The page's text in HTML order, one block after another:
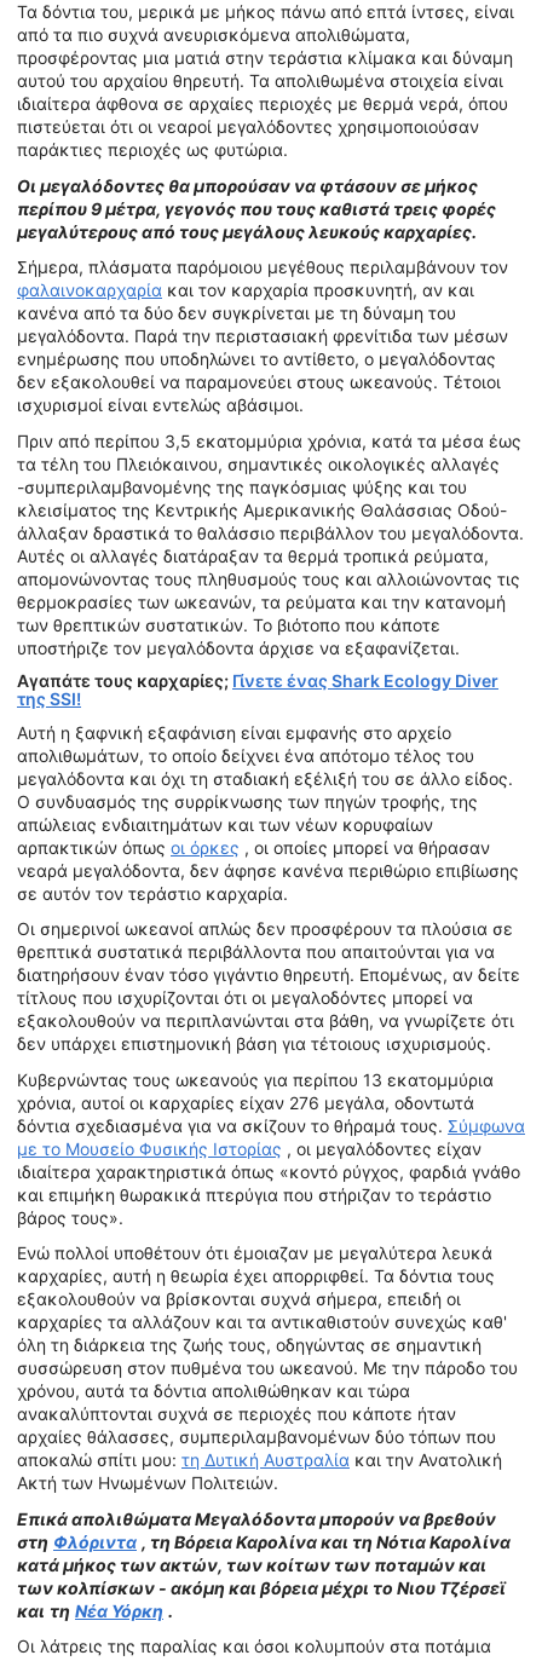
Τα δόντια του, μερικά με μήκος πάνω από επτά ίντσες, είναι
από τα πιο συχνά ανευρισκόμενα απολιθώματα,
προσφέροντας μια ματιά στην τεράστια κλίμακα και δύναμη
αυτού του αρχαίου θηρευτή. Τα απολιθωμένα στοιχεία είναι
ιδιαίτερα άφθονα σε αρχαίες περιοχές με θερμά νερά, όπου
πιστεύεται ότι οι νεαροί μεγαλόδοντες χρησιμοποιούσαν
παράκτιες περιοχές ως φυτώρια.
Οι μεγαλόδοντες θα μπορούσαν να φτάσουν σε μήκος
περίπου 9 μέτρα, γεγονός που τους καθιστά τρεις φορές
μεγαλύτερους από τους μεγάλους λευκούς καρχαρίες.
Σήμερα, πλάσματα παρόμοιου μεγέθους περιλαμβάνουν τον
φαλαινοκαρχαρία και τον καρχαρία προσκυνητή, αν και
κανένα από τα δύο δεν συγκρίνεται με τη δύναμη του
μεγαλόδοντα. Παρά την περιστασιακή φρενίτιδα των μέσων
ενημέρωσης που υποδηλώνει το αντίθετο, ο μεγαλόδοντας
δεν εξακολουθεί να παραμονεύει στους ωκεανούς. Τέτοιοι
ισχυρισμοί είναι εντελώς αβάσιμοι.
Πριν από περίπου 3,5 εκατομμύρια χρόνια, κατά τα μέσα έως
τα τέλη του Πλειόκαινου, σημαντικές οικολογικές αλλαγές
-συμπεριλαμβανομένης της παγκόσμιας ψύξης και του
κλεισίματος της Κεντρικής Αμερικανικής Θαλάσσιας Οδού-
άλλαξαν δραστικά το θαλάσσιο περιβάλλον του μεγαλόδοντα.
Αυτές οι αλλαγές διατάραξαν τα θερμά τροπικά ρεύματα,
απομονώνοντας τους πληθυσμούς τους και αλλοιώνοντας τις
θερμοκρασίες των ωκεανών, τα ρεύματα και την κατανομή
των θρεπτικών συστατικών. Το βιότοπο που κάποτε
υποστήριζε τον μεγαλόδοντα άρχισε να εξαφανίζεται.
Αγαπάτε τους καρχαρίες; Γίνετε ένας Shark Ecology Diver
της SSI!
Αυτή η ξαφνική εξαφάνιση είναι εμφανής στο αρχείο
απολιθωμάτων, το οποίο δείχνει ένα απότομο τέλος του
μεγαλόδοντα και όχι τη σταδιακή εξέλιξή του σε άλλο είδος.
Ο συνδυασμός της συρρίκνωσης των πηγών τροφής, της
απώλειας ενδιαιτημάτων και των νέων κορυφαίων
αρπακτικών όπως οι όρκες , οι οποίες μπορεί να θήρασαν
νεαρά μεγαλόδοντα, δεν άφησε κανένα περιθώριο επιβίωσης
σε αυτόν τον τεράστιο καρχαρία.
Οι σημερινοί ωκεανοί απλώς δεν προσφέρουν τα πλούσια σε
θρεπτικά συστατικά περιβάλλοντα που απαιτούνται για να
διατηρήσουν έναν τόσο γιγάντιο θηρευτή. Επομένως, αν δείτε
τίτλους που ισχυρίζονται ότι οι μεγαλοδόντες μπορεί να
εξακολουθούν να περιπλανώνται στα βάθη, να γνωρίζετε ότι
δεν υπάρχει επιστημονική βάση για τέτοιους ισχυρισμούς.
Κυβερνώντας τους ωκεανούς για περίπου 13 εκατομμύρια
χρόνια, αυτοί οι καρχαρίες είχαν 276 μεγάλα, οδοντωτά
δόντια σχεδιασμένα για να σκίζουν το θήραμά τους. Σύμφωνα
με το Μουσείο Φυσικής Ιστορίας , οι μεγαλόδοντες είχαν
ιδιαίτερα χαρακτηριστικά όπως «κοντό ρύγχος, φαρδιά γνάθο
και επιμήκη θωρακικά πτερύγια που στήριζαν το τεράστιο
βάρος τους».
Ενώ πολλοί υποθέτουν ότι έμοιαζαν με μεγαλύτερα λευκά
καρχαρίες, αυτή η θεωρία έχει απορριφθεί. Τα δόντια τους
εξακολουθούν να βρίσκονται συχνά σήμερα, επειδή οι
καρχαρίες τα αλλάζουν και τα αντικαθιστούν συνεχώς καθ'
όλη τη διάρκεια της ζωής τους, οδηγώντας σε σημαντική
συσσώρευση στον πυθμένα του ωκεανού. Με την πάροδο του
χρόνου, αυτά τα δόντια απολιθώθηκαν και τώρα
ανακαλύπτονται συχνά σε περιοχές που κάποτε ήταν
αρχαίες θάλασσες, συμπεριλαμβανομένων δύο τόπων που
αποκαλώ σπίτι μου: τη Δυτική Αυστραλία και την Ανατολική
Ακτή των Ηνωμένων Πολιτειών.
Επικά απολιθώματα Μεγαλόδοντα μπορούν να βρεθούν
στη Φλόριντα , τη Βόρεια Καρολίνα και τη Νότια Καρολίνα
κατά μήκος των ακτών, των κοίτων των ποταμών και
των κολπίσκων - ακόμη και βόρεια μέχρι το Νιου Τζέρσεϊ
και τη Νέα Υόρκη .
Οι λάτρεις της παραλίας και όσοι κολυμπούν στα ποτάμια